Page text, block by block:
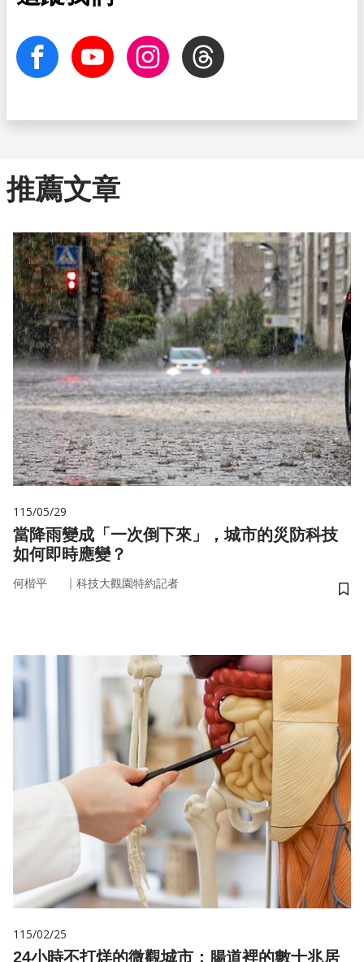
facebook Youtube InstagramThreads
推薦文章
115/05/29
當降雨變成「一次倒下來」，城市的災防科技
如何即時應變？
何楷平 ｜ 科技大觀園特約記者
儲
115/02/25
24小時不打烊的微觀城市：腸道裡的數十兆居